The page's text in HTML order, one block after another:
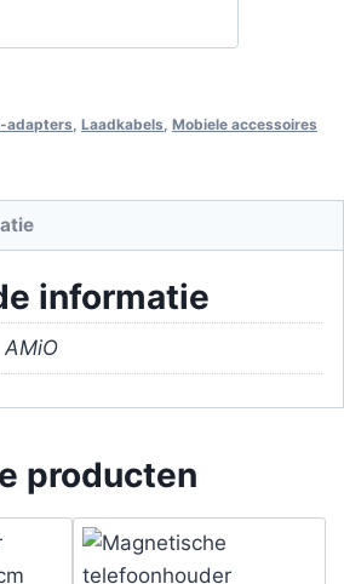
adapters, Laadkabels, Mobiele accessoires
informatie
AMiO
producten